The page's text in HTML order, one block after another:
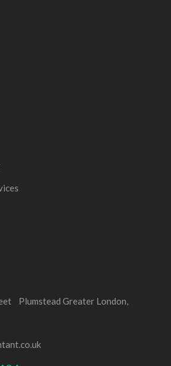
Plumstead Greater London,